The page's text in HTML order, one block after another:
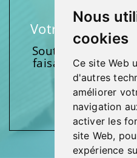
Nous
cookies
Ce site Web
d'autres
améliorer
navigation
activer les
site Web,
expérience
Votre soutien
Soutenez l’une
faisant un don et
Donnez